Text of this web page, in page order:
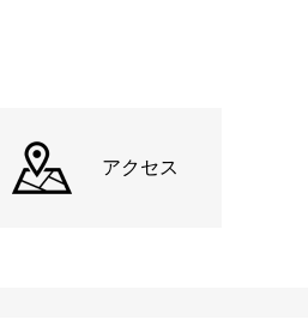
アクセス